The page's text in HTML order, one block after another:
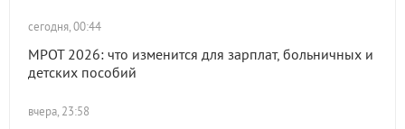
сегодня, 00:44
МРОТ 2026: что изменится для зарплат, больничных и
детских пособий
вчера, 23:58